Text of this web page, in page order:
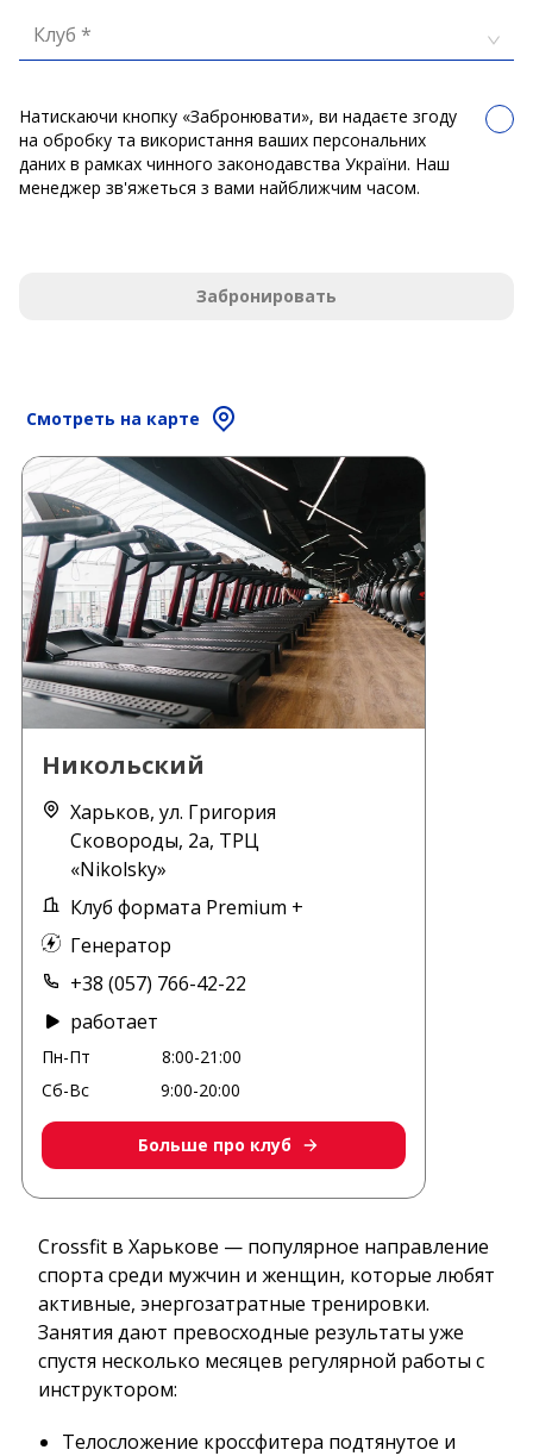
Клуб *
Натискаючи кнопку «Забронювати», ви надаєте згоду
на обробку та використання ваших персональних
даних в рамках чинного законодавства України. Наш
менеджер зв'яжеться з вами найближчим часом.
Забронировать
Смотреть на карте
Никольский
Харьков, ул. Григория
Сковороды, 2а, ТРЦ
«Nikolsky»
Клуб формата Premium +
Генератор
+38 (057) 766-42-22
работает
Пн-Пт
8:00-21:00
Сб-Вс
9:00-20:00
Больше про клуб
Crossfit в Харькове — популярное направление
спорта среди мужчин и женщин, которые любят
активные, энергозатратные тренировки.
Занятия дают превосходные результаты уже
спустя несколько месяцев регулярной работы с
инструктором:
Телосложение кроссфитера подтянутое и